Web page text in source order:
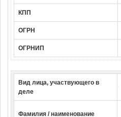
КПП
ОГРН
ОГРНИП
Вид лица, участвующего в
деле
Фамилия / наименование